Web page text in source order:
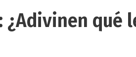
¿Adivinen qué